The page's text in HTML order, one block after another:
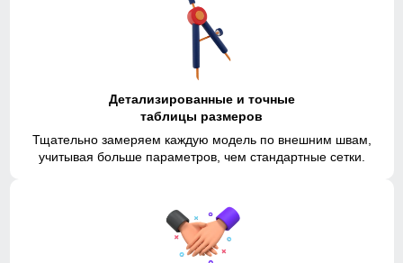
Детализированные и точные
таблицы размеров
Тщательно замеряем каждую модель по внешним швам,
учитывая больше параметров, чем стандартные сетки.